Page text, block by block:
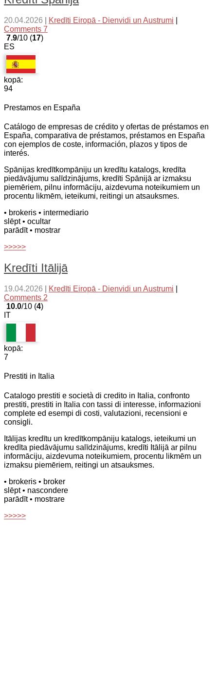
20.04.2026 Kredīti Eiropā - Dienvidi un Austrumi
Comments 7
7.9/10 (17)
ES
kopā:
94
Prestamos en España
Catálogo de empresas de crédito y ofertas de préstamos en
España, comparativa de préstamos, préstamos en España
con ejemplos de coste, información, plazos y tipos de
interés.
Spānijas kredītkompāniju un kredītu katalogs, kredīta
piedāvājumu salīdzinājums, kredīti Spānijā ar izmaksu
piemēriem, pilnu informāciju, aizdevuma noteikumiem un
procentu likmēm, ieteikumi, reitingi un atsauksmes.
• brokeris • intermediario
slēpt• ocultar
parādīt• mostrar
>>>>>
Kredīti Itālijā
19.04.2026 Kredīti Eiropā - Dienvidi un Austrumi
Comments 2
10.0/10 (4)
IT
kopā:
7
Prestiti in Italia
Catalogo prestiti e società di credito in Italia, confronto
prestiti, prestiti in Italia con tassi di interesse, informazioni
complete ed esempi di costi, valutazioni, recensioni e
consigli.
Itālijas kredītu un kredītkompāniju katalogs, ieteikumi un
kredīta piedāvājumu salīdzinājums, kredīti Itālijā ar pilnu
informāciju, aizdevuma noteikumiem, procentu likmēm un
izmaksu piemēriem, reitingi un atsauksmes.
• brokeris • broker
slēpt• nascondere
parādīt• mostrare
>>>>>